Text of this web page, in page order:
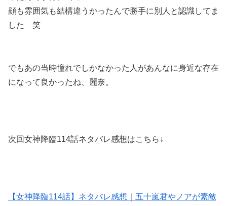
顔も雰囲気も結構違うかったんで勝手に別人と認識してま
した 笑
でもあの当時憧れでしかなかった人があんなに身近な存在
になって良かったね、麗奈。
次回女神降臨114話ネタバレ感想はこちら↓
【女神降臨114話】ネタバレ感想｜五十嵐君やノアが素敵